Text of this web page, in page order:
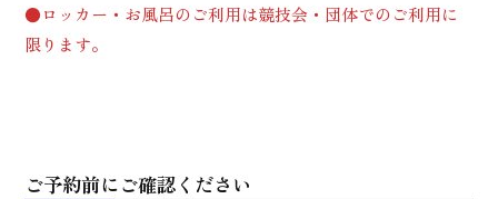
●ロッカー・お風呂のご利用は競技会・団体でのご利用に
限ります。
ご予約前にご確認ください